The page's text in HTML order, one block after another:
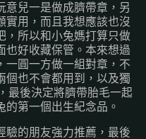
意兒一是做成臍帶章，另
實用，而且我想應該也沒
，所以和小兔媽打算只做
也好收藏保管。本來想過
一圓一方做一組對章，不
個也不會都用到，以及獨
最後決定將臍帶胎毛一起
第一個出生紀念品。
驗的朋友強力推薦，最後